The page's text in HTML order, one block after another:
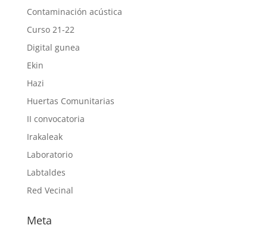
Contaminación acústica
Curso 21-22
Digital gunea
Ekin
Hazi
Huertas Comunitarias
II convocatoria
Irakaleak
Laboratorio
Labtaldes
Red Vecinal
Meta